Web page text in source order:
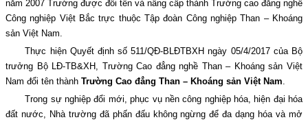
năm 2007 Trường được đổi tên và nâng cấp thành Trường cao đẳng nghề
Công nghiệp Việt Bắc trực thuộc Tập đoàn Công nghiệp Than – Khoáng
sản Việt Nam.
Thực hiện Quyết định số 511/QĐ-BLĐTBXH ngày 05/4/2017 của Bộ
trưởng Bộ LĐ-TB&XH, Trường Cao đẳng nghề Than – Khoáng sản Việt
Nam đổi tên thành Trường Cao đẳng Than – Khoáng sản Việt Nam
Trong sự nghiệp đổi mới, phục vụ nền công nghiệp hóa, hiện đại hóa
đất nước, Nhà trường đã phấn đấu không ngừng để đa dạng hóa và mở